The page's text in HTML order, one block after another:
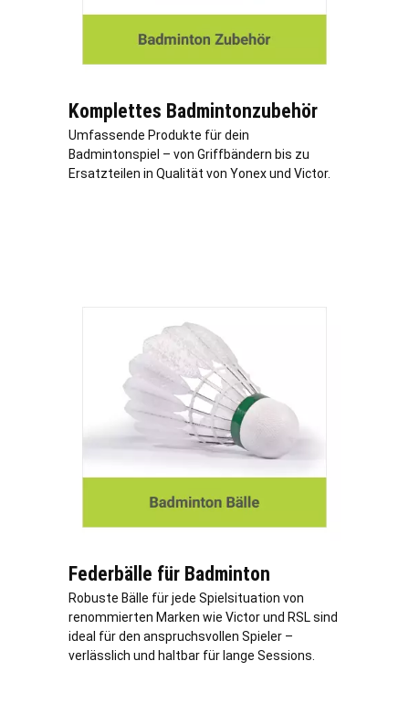
Komplettes Badmintonzubehör
Umfassende Produkte für dein
Badmintonspiel – von Griffbändern bis zu
Ersatzteilen in Qualität von Yonex und Victor.
Federbälle für Badminton
Robuste Bälle für jede Spielsituation von
renommierten Marken wie Victor und RSL sind
ideal für den anspruchsvollen Spieler –
verlässlich und haltbar für lange Sessions.